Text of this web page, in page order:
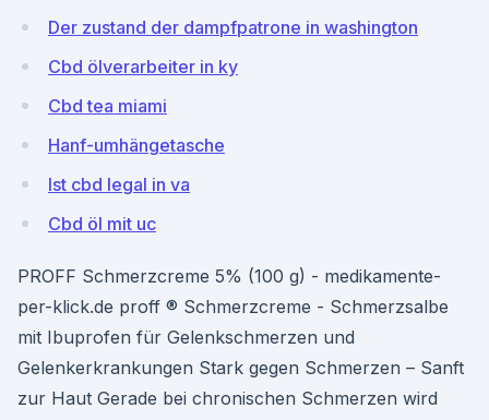
Der zustand der dampfpatrone in washington
Cbd ölverarbeiter in ky
Cbd tea miami
Hanf-umhängetasche
Ist cbd legal in va
Cbd öl mit uc
PROFF Schmerzcreme 5% (100 g) - medikamente-
per-klick.de proff ® Schmerzcreme - Schmerzsalbe
mit Ibuprofen für Gelenkschmerzen und
Gelenkerkrankungen Stark gegen Schmerzen – Sanft
zur Haut Gerade bei chronischen Schmerzen wird